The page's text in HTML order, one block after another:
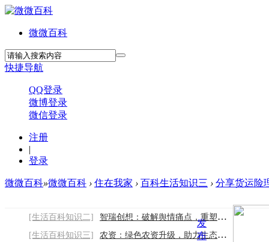
微微百科
快捷导航
QQ登录
微博登录
微信登录
注册
|
登录
微微百科»微微百科 › 住在我家 › 百科生活知识三 › 分享货运险
[生活百科知识二]
智瑞创想：破解舆情痛点，重塑行业服务新标
[生活百科知识三]
农资：绿色农资升级，助力生态农业发展
发
布